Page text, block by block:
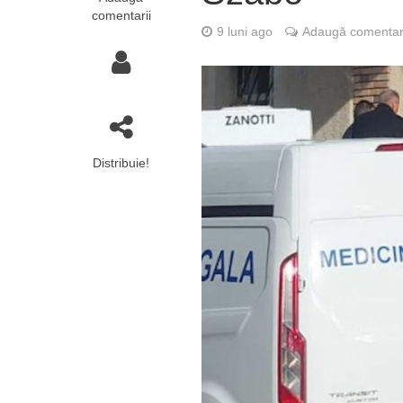
comentarii
Distribuie!
9 luni ago Adaugă